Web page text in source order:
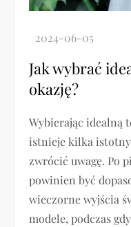
Jak wybrać
okazję?
Wybierając idealną
istnieje kilka
zwrócić uwagę. Po
powinien być
wieczorne wyjścia
modele, podczas